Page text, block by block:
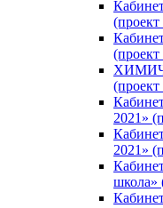
(проект
(проект
(проект
2021»
2021»
школа»